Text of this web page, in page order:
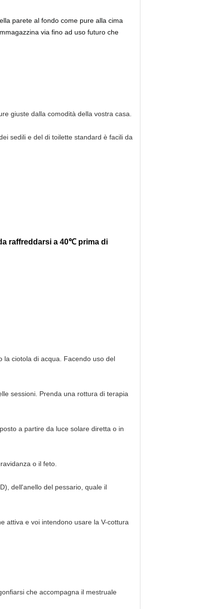
parete al fondo come pure alla cima
via fino ad uso futuro che
giuste dalla comodità della vostra casa.
sedili e del di toilette standard è facili da
raffreddarsi a 40℃ prima di
la ciotola di acqua. Facendo uso del
sessioni. Prenda una rottura di terapia
a partire da luce solare diretta o in
o il feto.
dell'anello del pessario, quale il
attiva e voi intendono usare la V-cottura
che accompagna il mestruale